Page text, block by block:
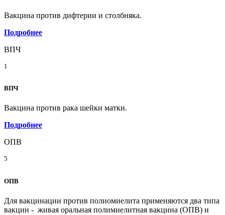
Вакцина против дифтерии и столбняка.
Подробнее
ВПЧ
1
ВПЧ
Вакцина против рака шейки матки.
Подробнее
ОПВ
5
ОПВ
Для вакцинации против полиомиелита применяются два типа
вакцин - живая оральная полимиелитная вакцина (ОПВ) и